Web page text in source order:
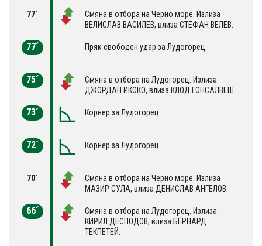
77´
Смяна в отбора на Черно море. Излиза
ВЕЛИСЛАВ ВАСИЛЕВ, влиза СТЕФАН ВЕЛЕВ.
77´ Пряк свободен удар за Лудогорец.
75´
Смяна в отбора на Лудогорец. Излиза
ДЖОРДАН ИКОКО, влиза КЛОД ГОНСАЛВЕШ.
73´ Корнер за Лудогорец.
72´ Корнер за Лудогорец.
70´
Смяна в отбора на Черно море. Излиза
МАЗИР СУЛА, влиза ДЕНИСЛАВ АНГЕЛОВ.
66´
Смяна в отбора на Лудогорец. Излиза
КИРИЛ ДЕСПОДОВ, влиза БЕРНАРД
ТЕКПЕТЕЙ.